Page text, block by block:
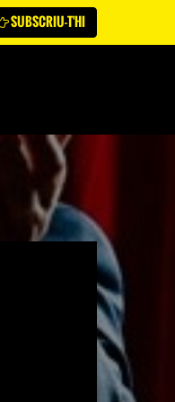
SUBSCRIU-T'HI